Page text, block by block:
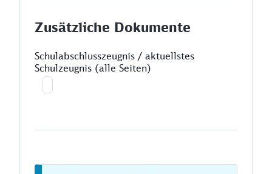
Zusätzliche Dokumente
Schulabschlusszeugnis / aktuellstes
Schulzeugnis (alle Seiten)